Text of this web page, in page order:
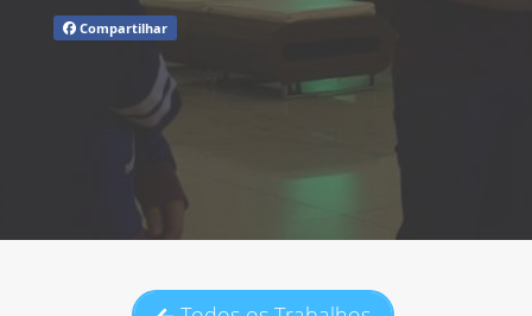
Compartilhar